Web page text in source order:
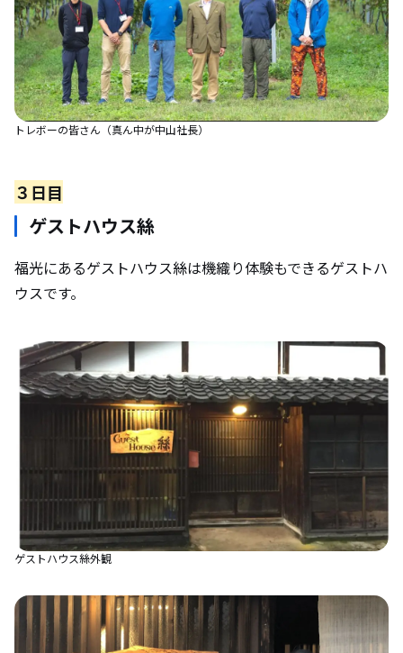
トレボーの皆さん（真ん中が中山社長）
３日目
ゲストハウス絲
福光にあるゲストハウス絲は機織り体験もできるゲストハ
ウスです。
ゲストハウス絲外観